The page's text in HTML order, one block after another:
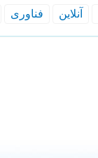
آنلاین فناوری